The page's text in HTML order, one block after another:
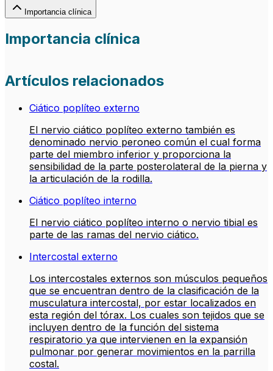
Importancia clínica
Importancia clínica
Artículos relacionados
Ciático poplíteo externo
El nervio ciático poplíteo externo también es
denominado nervio peroneo común el cual forma
parte del miembro inferior y proporciona la
sensibilidad de la parte posterolateral de la pierna y
la articulación de la rodilla.
Ciático poplíteo interno
El nervio ciático poplíteo interno o nervio tibial es
parte de las ramas del nervio ciático.
Intercostal externo
Los intercostales externos son músculos pequeños
que se encuentran dentro de la clasificación de la
musculatura intercostal, por estar localizados en
esta región del tórax. Los cuales son tejidos que se
incluyen dentro de la función del sistema
respiratorio ya que intervienen en la expansión
pulmonar por generar movimientos en la parrilla
costal.